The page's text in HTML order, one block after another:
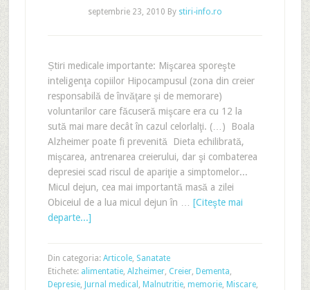
septembrie 23, 2010 By stiri-info.ro
Știri medicale importante: Mişcarea sporeşte
inteligenţa copiilor Hipocampusul (zona din creier
responsabilă de învăţare şi de memorare)
voluntarilor care făcuseră mişcare era cu 12 la
sută mai mare decât în cazul celorlalţi. (…) Boala
Alzheimer poate fi prevenită Dieta echilibrată,
mişcarea, antrenarea creierului, dar şi combaterea
depresiei scad riscul de apariţie a simptomelor...
Micul dejun, cea mai importantă masă a zilei
Obiceiul de a lua micul dejun în … [Citeşte mai
departe...]
Din categoria: Articole, Sanatate
Etichete: alimentatie, Alzheimer, Creier, Dementa,
Depresie, Jurnal medical , Malnutritie, memorie, Miscare,